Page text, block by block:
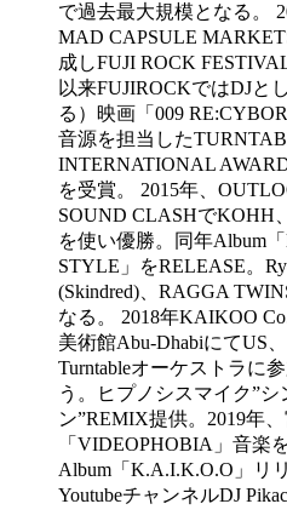
で過去最大規模となる。
MAD CAPSULE
成しFUJI ROCK
以来FUJIROCKではDJと
る）映画「009
音源を担当した
INTERNATIONAL
を受賞。 2015年、
SOUND CLASHでKOHH
を使い優勝。同年Album
STYLE」をRELEASE。
(Skindred)、RAGGA
なる。 2018年KAIKOO
美術館Abu-DhabiにてUS
Turntableオーケストラに
う。ヒプノシスマイク”
ン”REMIX提供。2019年
「VIDEOPHOBIA」音楽
Album「K.A.I.K.O.O」リ
YoutubeチャンネルDJ